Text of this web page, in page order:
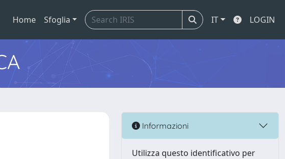
Home Sfoglia IT LOGIN
Informazioni
Utilizza questo identificativo per